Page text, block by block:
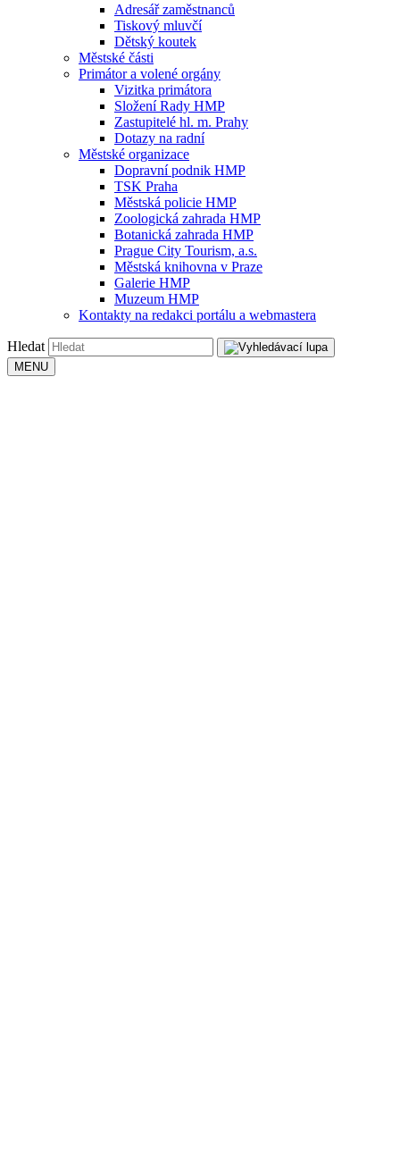
Adresář zaměstnanců
Tiskový mluvčí
Dětský koutek
Městské části
Primátor a volené orgány
Vizitka primátora
Složení Rady HMP
Zastupitelé hl. m. Prahy
Dotazy na radní
Městské organizace
Dopravní podnik HMP
TSK Praha
Městská policie HMP
Zoologická zahrada HMP
Botanická zahrada HMP
Prague City Tourism, a.s.
Městská knihovna v Praze
Galerie HMP
Muzeum HMP
Kontakty na redakci portálu a webmastera
Hledat
MENU